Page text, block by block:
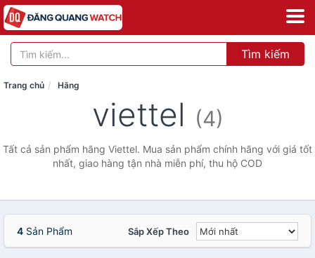
Tìm kiếm
Trang chủ Hãng
viettel (4)
Tất cả sản phẩm hãng Viettel. Mua sản phẩm chính hãng với giá tốt
nhất, giao hàng tận nhà miễn phí, thu hộ COD
4 Sản Phẩm Sắp Xếp Theo